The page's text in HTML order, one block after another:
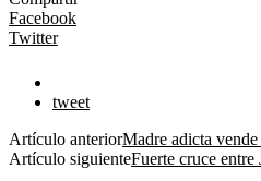
Facebook
Twitter
tweet
Artículo anteriorMadre adicta
Artículo siguienteFuerte cruce